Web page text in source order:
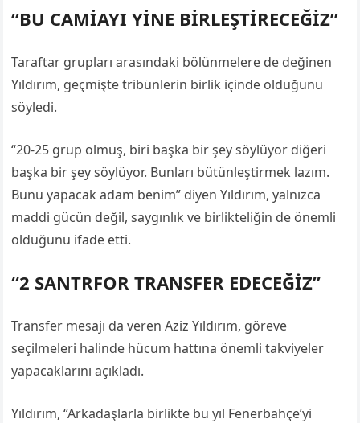
“BU CAMİAYI YİNE BİRLEŞTİRECEĞİZ”
Taraftar grupları arasındaki bölünmelere de değinen
Yıldırım, geçmişte tribünlerin birlik içinde olduğunu
söyledi.
“20-25 grup olmuş, biri başka bir şey söylüyor diğeri
başka bir şey söylüyor. Bunları bütünleştirmek lazım.
Bunu yapacak adam benim” diyen Yıldırım, yalnızca
maddi gücün değil, saygınlık ve birlikteliğin de önemli
olduğunu ifade etti.
“2 SANTRFOR TRANSFER EDECEĞİZ”
Transfer mesajı da veren Aziz Yıldırım, göreve
seçilmeleri halinde hücum hattına önemli takviyeler
yapacaklarını açıkladı.
Yıldırım, “Arkadaşlarla birlikte bu yıl Fenerbahçe’yi